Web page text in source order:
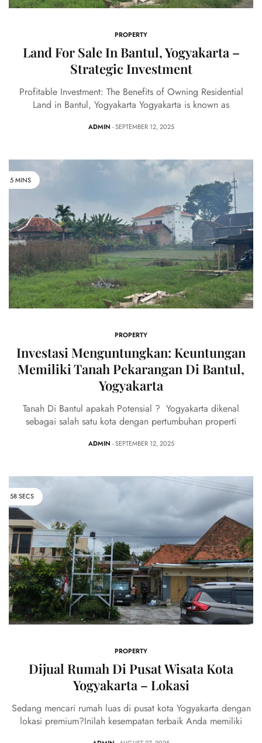
PROPERTY
Land For Sale In Bantul, Yogyakarta –
Strategic Investment
Profitable Investment: The Benefits of Owning Residential
Land in Bantul, Yogyakarta Yogyakarta is known as
ADMIN - SEPTEMBER 12, 2025
5 MINS
PROPERTY
Investasi Menguntungkan: Keuntungan
Memiliki Tanah Pekarangan Di Bantul,
Yogyakarta
Tanah Di Bantul apakah Potensial ? Yogyakarta dikenal
sebagai salah satu kota dengan pertumbuhan properti
ADMIN - SEPTEMBER 12, 2025
58 SECS
PROPERTY
Dijual Rumah Di Pusat Wisata Kota
Yogyakarta – Lokasi
Sedang mencari rumah luas di pusat kota Yogyakarta dengan
lokasi premium?Inilah kesempatan terbaik Anda memiliki